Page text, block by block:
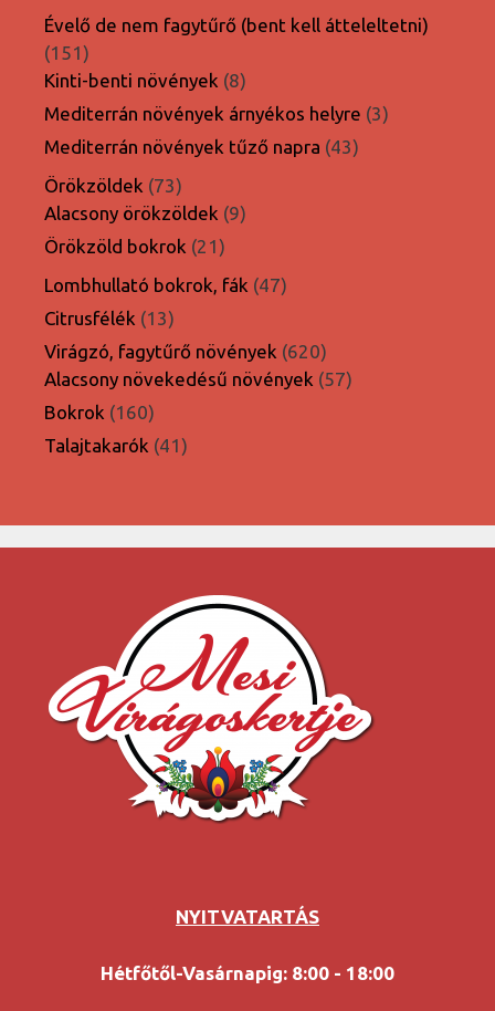
termék
Évelő de nem fagytűrő (bent kell átteleltetni)
151151
termék
Kinti-benti növények 88
termék
Mediterrán növények árnyékos helyre 33
Mediterrán növények tűző napra 4343
Örökzöldek 7373
termék
Alacsony örökzöldek 99
Örökzöld bokrok 2121
termék
Lombhullató bokrok, fák 4747
Citrusfélék 1313
termék
Virágzó, fagytűrő növények 620620
termék
Alacsony növekedésű növények 5757
Bokrok 160160
termék
Talajtakarók 4141
NYITVATARTÁS
Hétfőtől-Vasárnapig: 8:00 - 18:00